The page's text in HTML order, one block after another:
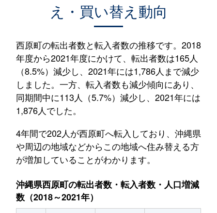
え・買い替え動向
西原町の転出者数と転入者数の推移です。2018
年度から2021年度にかけて、転出者数は165人
（8.5%）減少し、2021年には1,786人まで減少
しました。一方、転入者数も減少傾向にあり、
同期間中に113人（5.7%）減少し、2021年には
1,876人でした。
4年間で202人が西原町へ転入しており、沖縄県
や周辺の地域などからこの地域へ住み替える方
が増加していることがわかります。
沖縄県西原町の転出者数・転入者数・人口増減
数（2018～2021年）